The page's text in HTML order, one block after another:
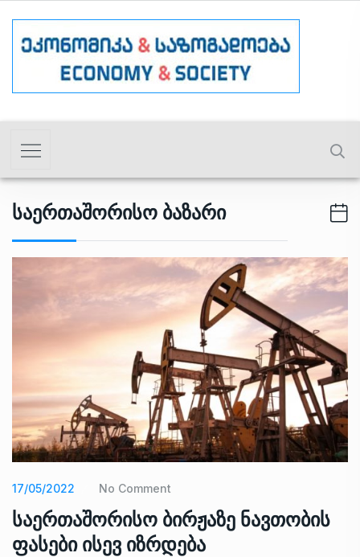
Საერთაშორისო Ბაზარი
17/05/2022 No Comment
საერთაშორისო ბირჟაზე ნავთობის
ფასები ისევ იზრდება